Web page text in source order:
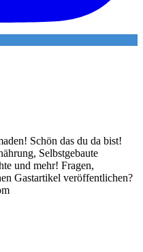
Schön das du da bist!
Selbstgebaute
und mehr! Fragen,
Gastartikel veröffentlichen?